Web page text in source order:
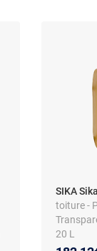
SIKA
toiture -
20 L